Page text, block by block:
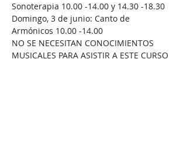
Sonoterapia 10.00 -14.00 y 14.30 -18.30
Domingo, 3 de junio: Canto de
NO SE NECESITAN CONOCIMIENTOS